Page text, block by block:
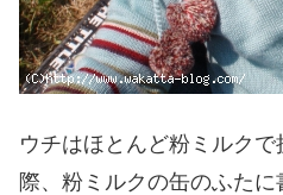
ウチはほとんど粉ミルク
際、粉ミルクの缶のふた